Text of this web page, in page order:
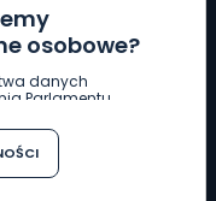
osobowe?
danych
Parlamentu
z
uchylenia